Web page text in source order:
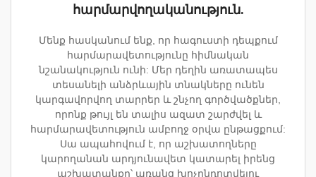
հարմարվողականություն.
Մենք հասկանում ենք, որ հագուստի դեպքում
հարմարավետությունը հիմնական
նշանակություն ունի: Մեր դեղին առատապես
տեսանելի անձրևային տնակները ունեն
կարգավորվող տարրեր և շնչող գործվածքներ,
որոնք թույլ են տալիս ազատ շարժվել և
հարմարավետություն ամբողջ օրվա ընթացքում:
Սա ապահովում է, որ աշխատողները
կարողանան արդյունավետ կատարել իրենց
աշխատանքը՝ առանց խոչընդոտվելու